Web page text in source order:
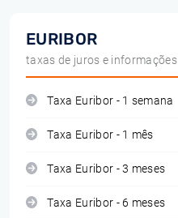
EURIBOR
taxas de juros e informações
Taxa Euribor - 1 semana
Taxa Euribor - 1 mês
Taxa Euribor - 3 meses
Taxa Euribor - 6 meses